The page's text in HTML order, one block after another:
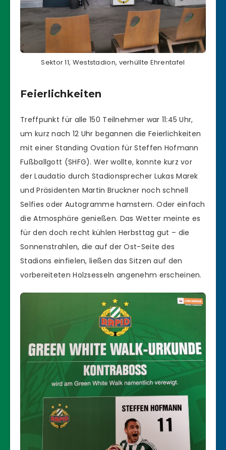
Sektor 11, Weststadion, verhüllte Ehrentafel
Feierlichkeiten
Treffpunkt für alle 150 Teilnehmer war 11:45 Uhr,
um kurz nach 12 Uhr begannen die Feierlichkeiten
mit einer Standing Ovation für Steffen Hofmann
Fußballgott (SHFG). Wer wollte, konnte kurz vor
der Laudatio durch Stadionsprecher Lukas Marek
und Präsidenten Martin Bruckner noch schnell
Selfies oder Autogramme hamstern. Oder einfach
die Atmosphäre genießen. Das Wetter meinte es
für den doch recht kühlen Herbsttag gut – die
Sonnenstrahlen, die auf der Ost-Seite des
Stadions einfielen, ließen das Sitzen auf den
vorbereiteten Holzsesseln angenehm erscheinen.